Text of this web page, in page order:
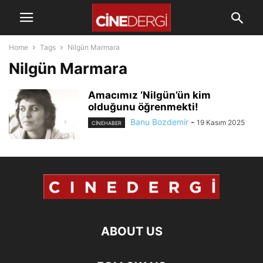
Home Tags Nilgün Marmara
Nilgün Marmara
Amacımız ‘Nilgün’ün kim
olduğunu öğrenmekti!
CINEHABER Banu Bozdemir - 19 Kasım 2025
ABOUT US